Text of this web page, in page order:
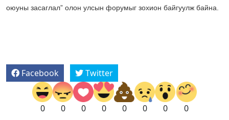
оюуны засаглал” олон улсын форумыг зохион байгуулж байна.
Facebook Twitter
0 0 0 0 0 0 0 0